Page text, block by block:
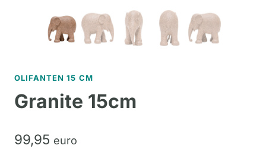
OLIFANTEN 15 CM
Granite 15cm
99,95 euro